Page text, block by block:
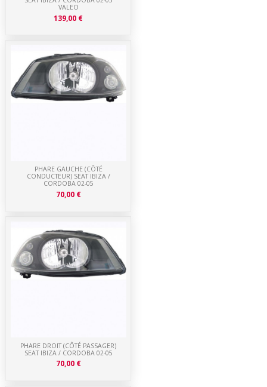
PHARE DROIT (CÔTÉ PASSAGER)
SEAT IBIZA / CORDOBA 02-05
70,00 €
PHARE GAUCHE (CÔTÉ
CONDUCTEUR) SEAT IBIZA /
CORDOBA 02-05
70,00 €
VALEO
139,00 €